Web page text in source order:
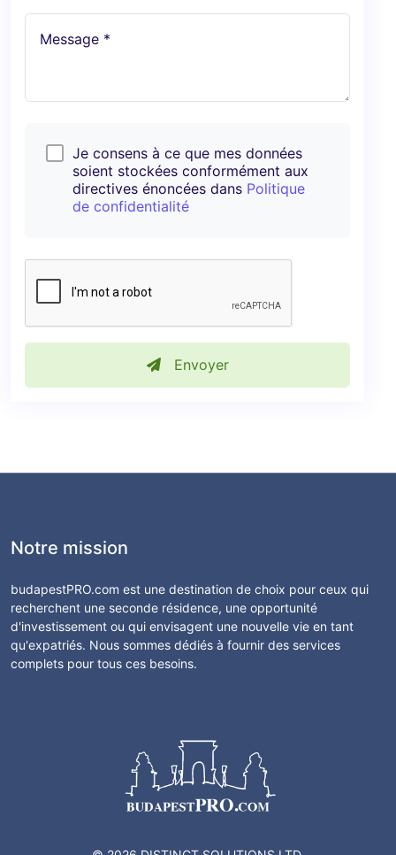
Message *
Je consens à ce que mes données
soient stockées conformément aux
directives énoncées dans Politique
de confidentialité
Envoyer
Notre mission
budapestPRO.com est une destination de choix pour ceux qui
recherchent une seconde résidence, une opportunité
d'investissement ou qui envisagent une nouvelle vie en tant
qu'expatriés. Nous sommes dédiés à fournir des services
complets pour tous ces besoins.